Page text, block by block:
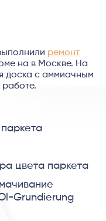
ремонт
на в Москве. На
доска с аммиачным
цвета паркета
Grundierung